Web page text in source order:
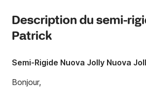
Description du semi-
Patrick
Semi-Rigide Nuova Jolly Nuova
Bonjour,